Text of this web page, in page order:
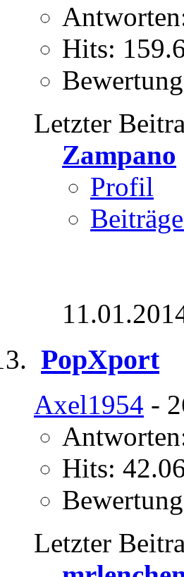
Hits:
Letzter
Zampano
Profil
PopXport
Axel1954 -
Hits:
Letzter